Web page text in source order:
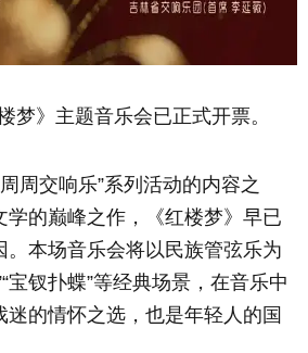
梦》主题音乐会已正式开票。
周交响乐”系列活动的内容之
学的巅峰之作，《红楼梦》早已
。本场音乐会将以民族管弦乐为
宝钗扑蝶”等经典场景，在音乐中
的情怀之选，也是年轻人的国